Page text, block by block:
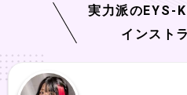
実力派のEYS-
インスト